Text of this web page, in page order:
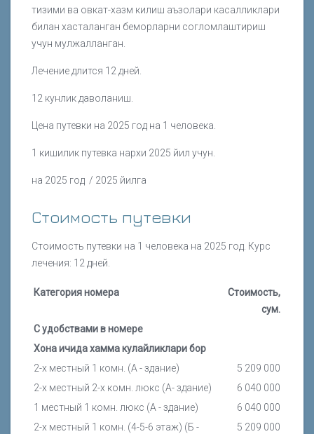
тизими ва овкат-хазм килиш аъзолари касалликлари
билан хасталанган беморларни согломлаштириш
учун мулжалланган.
Лечение длится 12 дней.
12 кунлик даволаниш.
Цена путевки на 2025 год на 1 человека.
1 кишилик путевка нархи 2025 йил учун.
на 2025 год / 2025 йилга
Стоимость путевки
Стоимость путевки на 1 человека на 2025 год. Курс
лечения: 12 дней.
Категория номера
Стоимость,
сум.
С удобствами в номере
Хона ичида хамма кулайликлари бор
2-х местный 1 комн. (А - здание)
5 209 000
2-х местный 2-х комн. люкс (А- здание)
6 040 000
1 местный 1 комн. люкс (А - здание)
6 040 000
2-х местный 1 комн. (4-5-6 этаж) (Б -
5 209 000